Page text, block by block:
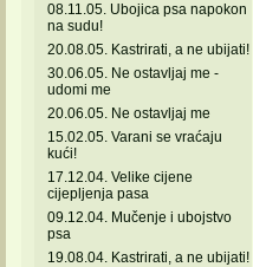
08.11.05. Ubojica psa napokon
na sudu!
20.08.05. Kastrirati, a ne ubijati!
30.06.05. Ne ostavljaj me -
udomi me
20.06.05. Ne ostavljaj me
15.02.05. Varani se vraćaju
kući!
17.12.04. Velike cijene
cijepljenja pasa
09.12.04. Mučenje i ubojstvo
psa
19.08.04. Kastrirati, a ne ubijati!